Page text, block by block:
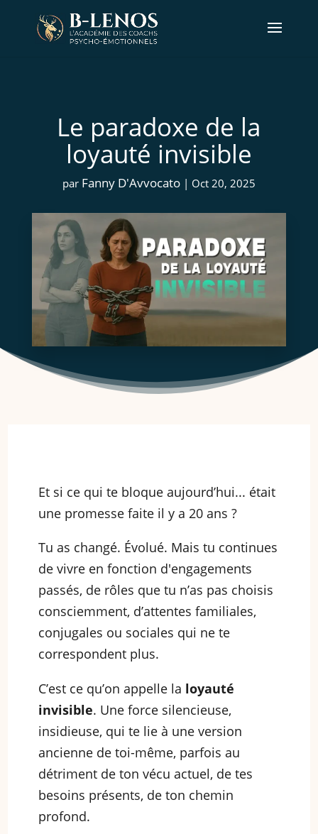
Le paradoxe de la
loyauté invisible
par Fanny D'Avvocato| Oct 20, 2025
Et si ce qui te bloque aujourd’hui... était
une promesse faite il y a 20 ans ?
Tu as changé. Évolué. Mais tu continues
de vivre en fonction d'engagements
passés, de rôles que tu n’as pas choisis
consciemment, d’attentes familiales,
conjugales ou sociales qui ne te
correspondent plus.
C’est ce qu’on appelle la loyauté
invisible. Une force silencieuse,
insidieuse, qui te lie à une version
ancienne de toi-même, parfois au
détriment de ton vécu actuel, de tes
besoins présents, de ton chemin
profond.